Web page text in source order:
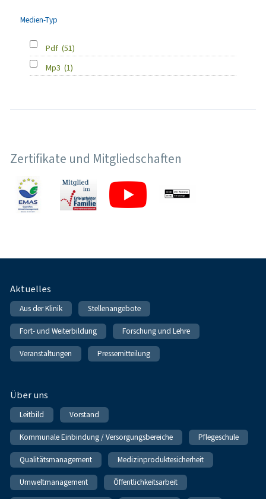
Medien-Typ
Pdf (51)
Mp3 (1)
Zertifikate und Mitgliedschaften
Fußnavigation
Aktuelles
Aus der Klinik Stellenangebote
Fort- und Weiterbildung Forschung und Lehre
Veranstaltungen Pressemitteilung
Über uns
Leitbild Vorstand
Kommunale Einbindung / Versorgungsbereiche Pflegeschule
Qualitätsmanagement Medizinproduktesicherheit
Umweltmanagement Öffentlichkeitsarbeit